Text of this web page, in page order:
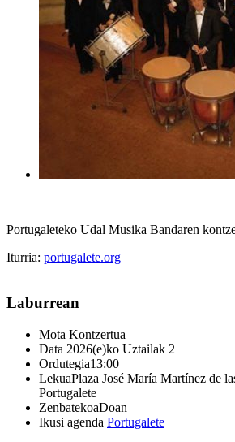
Portugaleteko Udal Musika Bandaren
Iturria: portugalete.org
Laburrean
Mota Kontzertua
Data 2026(e)ko Uztailak 2
Ordutegia13:00
LekuaPlaza José María Martínez de
Portugalete
ZenbatekoaDoan
Ikusi agenda Portugalete